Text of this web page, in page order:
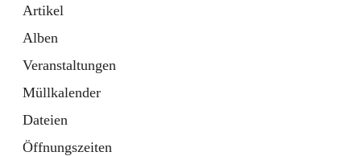
Artikel
Alben
Veranstaltungen
Müllkalender
Dateien
Öffnungszeiten
Gemeindeservice